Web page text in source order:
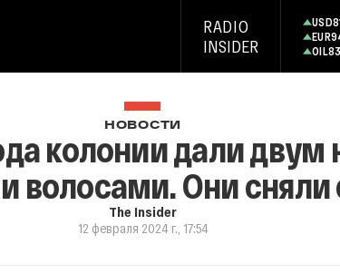
RADIO
INSIDER
USD
EUR
OIL
НОВОСТИ
колонии дали
волосами. Они сняли
The Insider
12 февраля 2024 г., 17:54